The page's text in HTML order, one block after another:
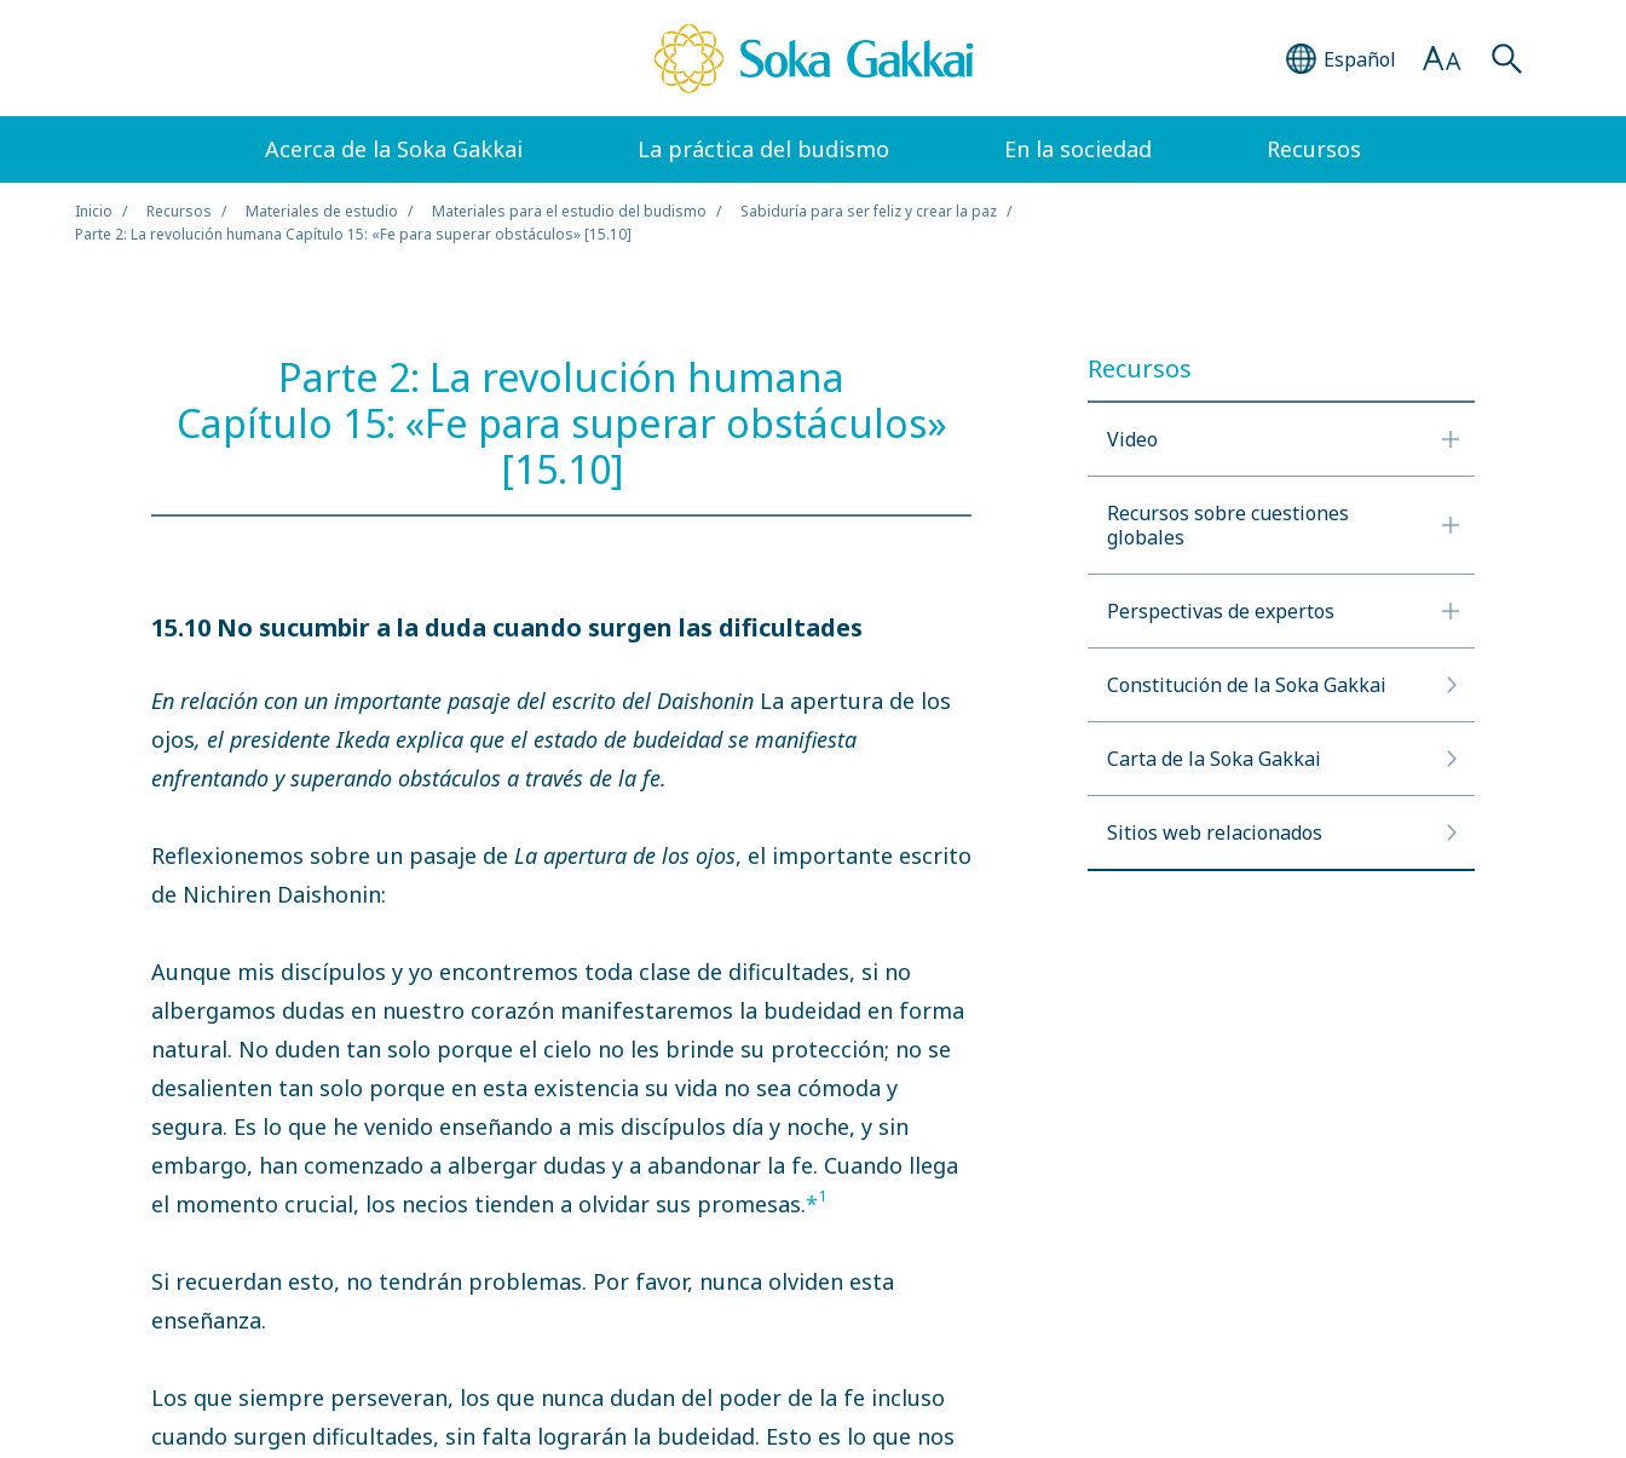
Español
Acerca de la Soka Gakkai La práctica del budismo En la sociedad Recursos
Inicio Recursos Materiales de estudio Materiales para el estudio del budismo
Sabiduría para ser feliz y crear la paz
Parte 2: La revolución humana Capítulo 15: «Fe para superar obstáculos» [15.10]
Parte 2: La revolución humana
Capítulo 15: «Fe para superar obstáculos»
[15.10]
15.10 No sucumbir a la duda cuando surgen las dificultades
En relación con un importante pasaje del escrito del Daishonin La apertura de los
ojos, el presidente Ikeda explica que el estado de budeidad se manifiesta
enfrentando y superando obstáculos a través de la fe.
Reflexionemos sobre un pasaje de La apertura de los ojos, el importante escrito
de Nichiren Daishonin:
Aunque mis discípulos y yo encontremos toda clase de dificultades, si no
albergamos dudas en nuestro corazón manifestaremos la budeidad en forma
natural. No duden tan solo porque el cielo no les brinde su protección; no se
desalienten tan solo porque en esta existencia su vida no sea cómoda y
segura. Es lo que he venido enseñando a mis discípulos día y noche, y sin
embargo, han comenzado a albergar dudas y a abandonar la fe. Cuando llega
el momento crucial, los necios tienden a olvidar sus promesas.*1
Si recuerdan esto, no tendrán problemas. Por favor, nunca olviden esta
enseñanza.
Los que siempre perseveran, los que nunca dudan del poder de la fe incluso
cuando surgen dificultades, sin falta lograrán la budeidad. Esto es lo que nos
Recursos
Video
Recursos sobre cuestiones
globales
Perspectivas de expertos
Constitución de la Soka Gakkai
Carta de la Soka Gakkai
Sitios web relacionados